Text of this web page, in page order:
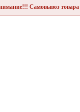
Самовывоз товара